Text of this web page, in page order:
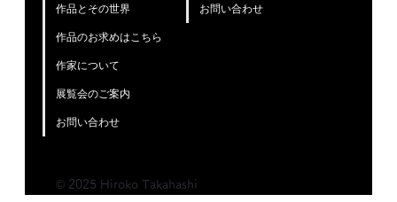
© 2025 Hiroko Takahashi
作品とその世界
作品のお求めはこちら
作家について
展覧会のご案内
お問い合わせ
お問い合わせ